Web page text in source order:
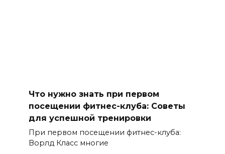
Что нужно знать при первом
посещении фитнес-клуба: Советы
для успешной тренировки
При первом посещении фитнес-клуба:
Ворлд Класс многие